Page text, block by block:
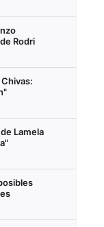
Rodri
Lamela